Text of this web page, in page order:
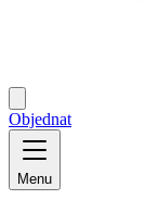
Objednat
Menu